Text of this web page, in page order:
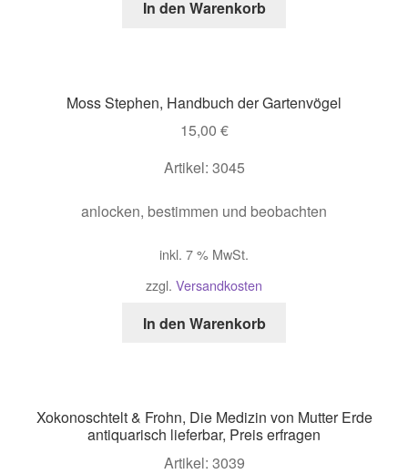
In den Warenkorb
Moss Stephen, Handbuch der Gartenvögel
15,00 €
Artikel: 3045
anlocken, bestimmen und beobachten
inkl. 7 % MwSt.
zzgl. Versandkosten
In den Warenkorb
Xokonoschtelt & Frohn, Die Medizin von Mutter Erde
antiquarisch lieferbar, Preis erfragen
Artikel: 3039